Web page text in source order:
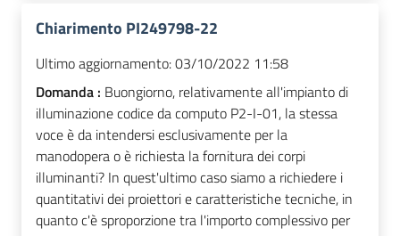
Chiarimento PI249798-22
Ultimo aggiornamento:03/10/2022 11:58
Domanda : Buongiorno, relativamente all'impianto di
illuminazione codice da computo P2-I-01, la stessa
voce è da intendersi esclusivamente per la
manodopera o è richiesta la fornitura dei corpi
illuminanti? In quest'ultimo caso siamo a richiedere i
quantitativi dei proiettori e caratteristiche tecniche, in
quanto c'è sproporzione tra l'importo complessivo per